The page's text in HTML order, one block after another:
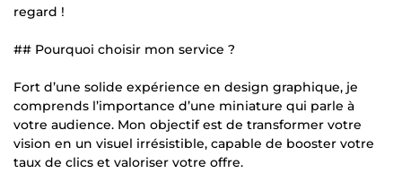
regard !
## Pourquoi choisir mon service ?
Fort d’une solide expérience en design graphique, je
comprends l’importance d’une miniature qui parle à
votre audience. Mon objectif est de transformer votre
vision en un visuel irrésistible, capable de booster votre
taux de clics et valoriser votre offre.